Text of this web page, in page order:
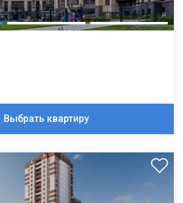
Выбрать квартиру